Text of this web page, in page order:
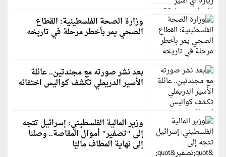
وزارة الصحة الفلسطينية: القطاع
الصحي يمر بأخطر مرحلة في تاريخه
بعد نشر صورته مع مجندتين.. عائلة
الأسير الدريملي تكشف كواليس اختفائه
وزير المالية الفلسطيني: إسرائيل تتجه
إلى "تصفير" أموال المقاصة.. وصلنا
إلى نهاية المطاف ماليًا